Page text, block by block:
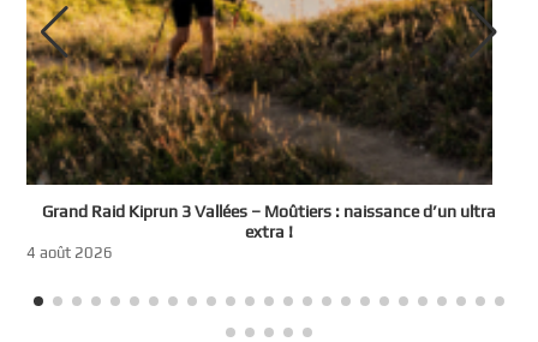
Grand Raid Kiprun 3 Vallées – Moûtiers : naissance d’un ultra
extra !
4 août 2026